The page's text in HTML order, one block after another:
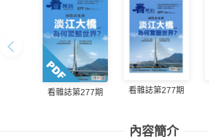
看雜誌第277期 看雜誌第277期
內容簡介